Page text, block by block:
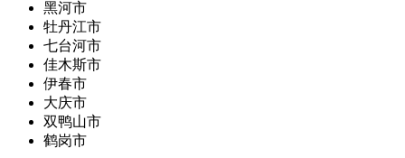
黑河市
牡丹江市
七台河市
佳木斯市
伊春市
大庆市
双鸭山市
鹤岗市